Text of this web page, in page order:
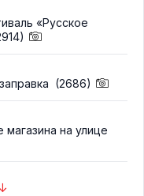
«Русское
(2686)
на улице